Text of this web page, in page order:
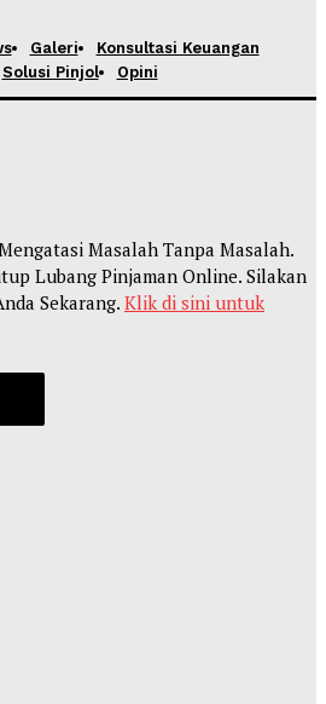
Galeri
Konsultasi Keuangan
Solusi Pinjol
Opini
Masalah Tanpa Masalah.
Lubang Pinjaman Online. Silakan
Sekarang. Klik di sini untuk